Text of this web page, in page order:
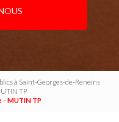
à Saint-Georges-de-Reneins
TP
MUTIN TP